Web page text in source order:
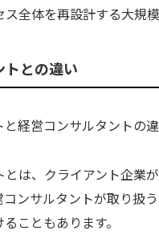
全体を再設計する大規
との違い
経営コンサルタントの
は、クライアント企業
ンサルタントが取り扱
こともあります。